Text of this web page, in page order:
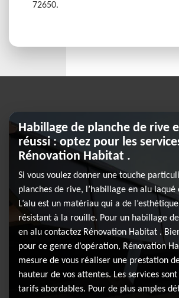
72650.
Habillage de planche de rive
réussi : optez pour les
Rénovation Habitat .
Si vous voulez donner une touche
planches de rive, l’habillage en alu laqué
L’alu est un matériau qui a de
résistant à la rouille. Pour un habillage
en alu contactez Rénovation Habitat .
pour ce genre d’opération, Rénovation
mesure de vous réaliser une prestation
hauteur de vos attentes. Les services
tarifs abordables. Pour de plus amples